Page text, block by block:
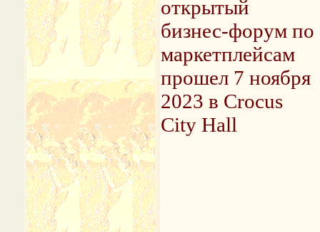
открытый
бизнес-форум по
маркетплейсам
прошел 7 ноября
2023 в Crocus
City Hall